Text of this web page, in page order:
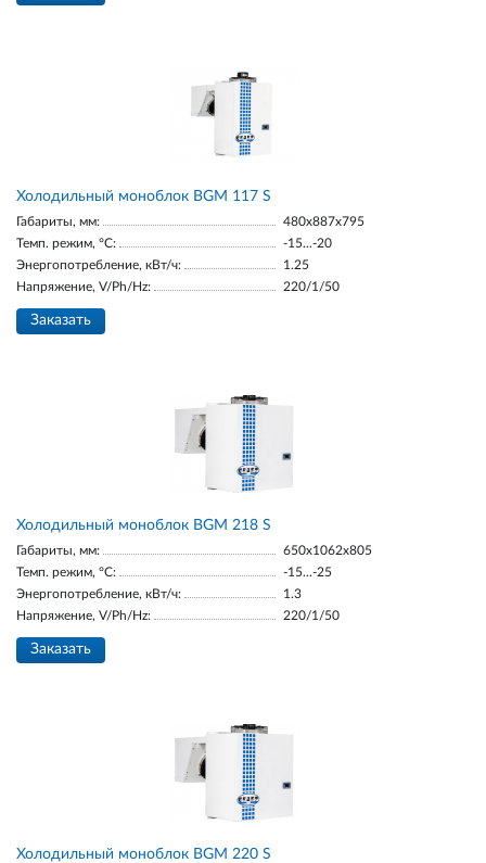
Холодильный моноблок BGM 117 S
Габариты, мм:
480x887x795
Темп. режим, °С:
-15...-20
Энергопотребление, кВт/ч:
1.25
Напряжение, V/Ph/Hz:
220/1/50
Заказать
Холодильный моноблок BGM 218 S
Габариты, мм:
650x1062x805
Темп. режим, °С:
-15...-25
Энергопотребление, кВт/ч:
1.3
Напряжение, V/Ph/Hz:
220/1/50
Заказать
Холодильный моноблок BGM 220 S